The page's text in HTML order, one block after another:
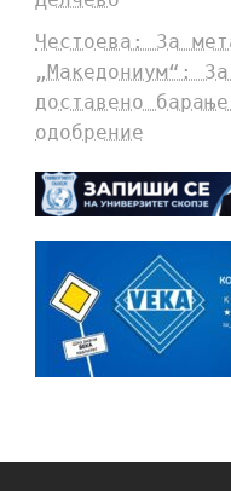
Честоева: За
„Македониум“:
доставено
одобрение